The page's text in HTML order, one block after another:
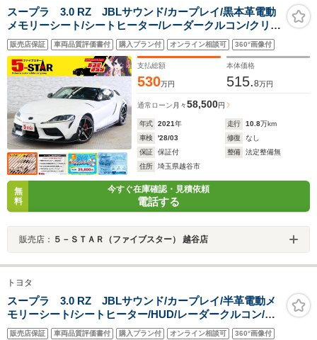
スープラ 3.0 RZ JBLサウンド/カープレイ/黒本革電動
メモリーシート/シートヒーター/レーダークルコン/クリア
ランスソナー/レーンアシスト/BSM/RCTA/アダプティブ
ハイビーム/純正ナビ/バックカメラ/純正AW
販売店保証 車両品質評価書付 購入プラン付 オンライン相談可 360°画像付
支払総額
530万円
本体価格
515.8万円
通常ローン 月々58,500円
年式 2021年 走行 10.8万km
車検
'28/03 修復
なし
保証
保証付 整備
法定整備無
住所
埼玉県越谷市
無
料
今すぐ在庫確認・見積依頼
電話する
販売店： ５－ＳＴＡＲ（ファイブスター） 越谷店
トヨタ
スープラ 3.0 RZ JBLサウンド/カープレイ/半革電動メ
モリーシート/シートヒーター/HUD/レーダークルコン/レ
ーンアシスト/クリアランスソナー/BSM/RCTA/アダプテ
販売店保証 車両品質評価書付 購入プラン付 オンライン相談可 360°画像付